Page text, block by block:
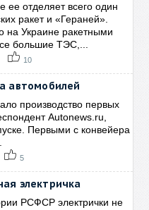
ее отделяет всего один
ракет и «Гераней».
на Украине ракетными
большие ТЭС,...
10
автомобилей
производство первых
Autonews.ru,
Первыми с конвейера
5
электричка
РСФСР электрички не